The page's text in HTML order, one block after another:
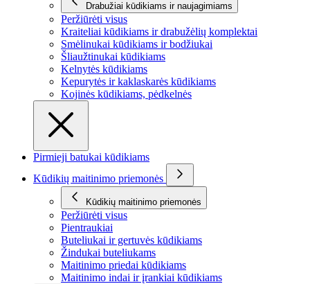
Drabužiai kūdikiams ir naujagimiams
Peržiūrėti visus
Kraiteliai kūdikiams ir drabužėlių komplektai
Smėlinukai kūdikiams ir bodžiukai
Šliaužtinukai kūdikiams
Kelnytės kūdikiams
Kepurytės ir kaklaskarės kūdikiams
Kojinės kūdikiams, pėdkelnės
Pirmieji batukai kūdikiams
Kūdikių maitinimo priemonės
Kūdikių maitinimo priemonės
Peržiūrėti visus
Pientraukiai
Buteliukai ir gertuvės kūdikiams
Žindukai buteliukams
Maitinimo priedai kūdikiams
Maitinimo indai ir įrankiai kūdikiams